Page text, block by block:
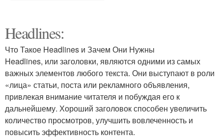
Headlines:
Что Такое Headlines и Зачем Они Нужны
Headlines, или заголовки, являются одними из самых
важных элементов любого текста. Они выступают в роли
«лица» статьи, поста или рекламного объявления,
привлекая внимание читателя и побуждая его к
дальнейшему. Хороший заголовок способен увеличить
количество просмотров, улучшить вовлеченность и
повысить эффективность контента.